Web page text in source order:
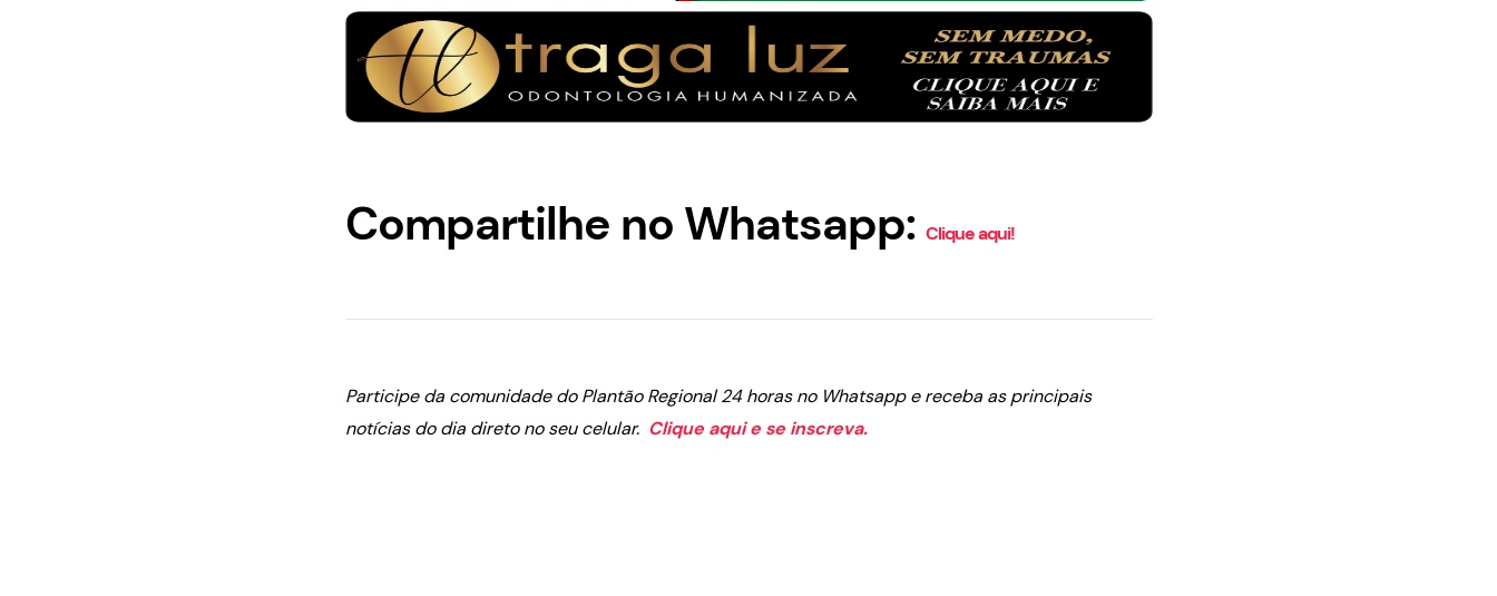
Compartilhe no Whatsapp: Clique aqui!
Participe da comunidade do Plantão Regional 24 horas no Whatsapp e receba as principais
notícias do dia direto no seu celular. Clique aqui e se inscreva.